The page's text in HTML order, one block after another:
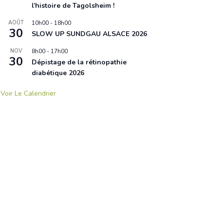
l’histoire de Tagolsheim !
AOÛT
30
10h00 - 18h00
SLOW UP SUNDGAU ALSACE 2026
NOV
30
8h00 - 17h00
Dépistage de la rétinopathie
diabétique 2026
Voir Le Calendrier